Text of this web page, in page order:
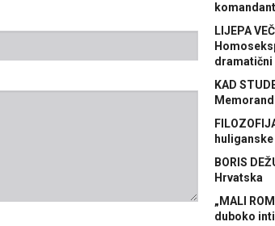
LIJEPA
dramatični
KAD
BORIS
Hrvatska
„MALI
duboko